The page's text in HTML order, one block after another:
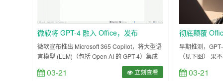
微软将 GPT-4 融入 Office，发布
Microsoft 365 Copilot
微软宣布推出 Microsoft 365 Copilot，将大型语
言模型 (LLM)（包括 Open AI 的 GPT-4）集成
到 Microsoft 365 应用程序中。 微软董事长兼首
席执行官 Satya Nadella 表示：“今天标志着我
03-21 立刻查看
彻底颠覆
早期推测，
（见下图） 果
人工智能驱动
03-21